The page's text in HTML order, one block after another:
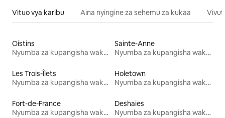
Vituo vya karibu Aina nyingine za sehemu za kukaa
Oistins
Nyumba za kupangisha wakati wa likizo
Sainte-Anne
Nyumba za kupangisha wakati wa likizo
Les Trois-Îlets
Nyumba za kupangisha wakati wa likizo
Holetown
Nyumba za kupangisha wakati wa likizo
Fort-de-France
Nyumba za kupangisha wakati wa likizo
Deshaies
Nyumba za kupangisha wakati wa likizo